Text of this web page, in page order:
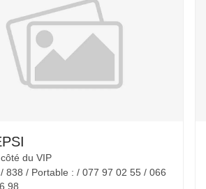
du VIP
838 / Portable : / 077 97 02 55 / 066
98